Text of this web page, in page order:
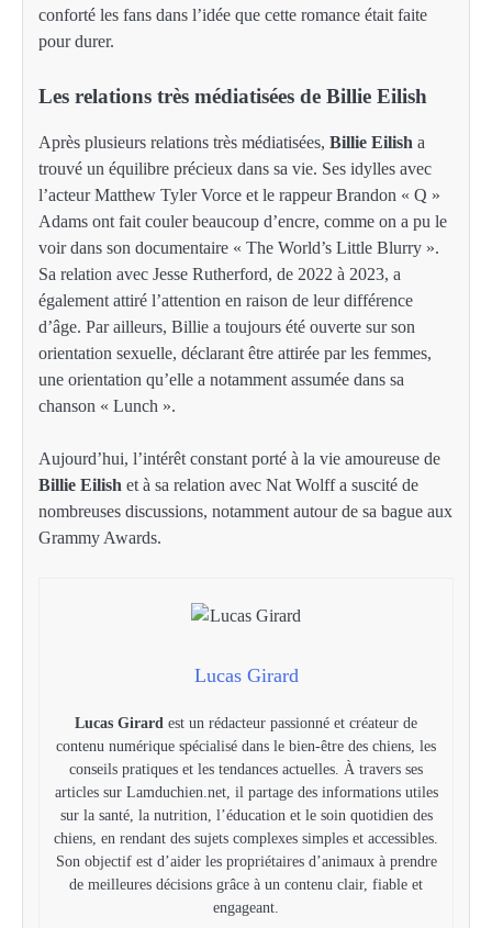
conforté les fans dans l’idée que cette romance était faite
pour durer.
Les relations très médiatisées de Billie Eilish
Après plusieurs relations très médiatisées, Billie Eilish a
trouvé un équilibre précieux dans sa vie. Ses idylles avec
l’acteur Matthew Tyler Vorce et le rappeur Brandon « Q »
Adams ont fait couler beaucoup d’encre, comme on a pu le
voir dans son documentaire « The World’s Little Blurry ».
Sa relation avec Jesse Rutherford, de 2022 à 2023, a
également attiré l’attention en raison de leur différence
d’âge. Par ailleurs, Billie a toujours été ouverte sur son
orientation sexuelle, déclarant être attirée par les femmes,
une orientation qu’elle a notamment assumée dans sa
chanson « Lunch ».
Aujourd’hui, l’intérêt constant porté à la vie amoureuse de
Billie Eilish et à sa relation avec Nat Wolff a suscité de
nombreuses discussions, notamment autour de sa bague aux
Grammy Awards.
Lucas Girard
Lucas Girard est un rédacteur passionné et créateur de
contenu numérique spécialisé dans le bien-être des chiens, les
conseils pratiques et les tendances actuelles. À travers ses
articles sur Lamduchien.net, il partage des informations utiles
sur la santé, la nutrition, l’éducation et le soin quotidien des
chiens, en rendant des sujets complexes simples et accessibles.
Son objectif est d’aider les propriétaires d’animaux à prendre
de meilleures décisions grâce à un contenu clair, fiable et
engageant.